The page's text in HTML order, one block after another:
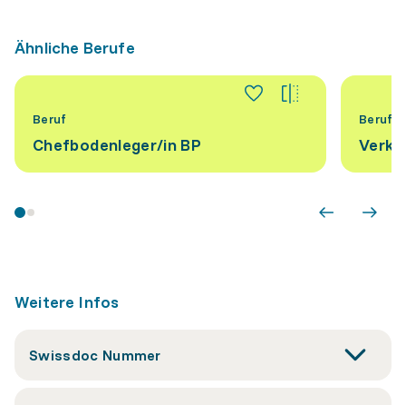
Ähnliche Berufe
Beruf
Chefbodenleger/​in BP
Beruf
Weitere Infos
Swissdoc Nummer